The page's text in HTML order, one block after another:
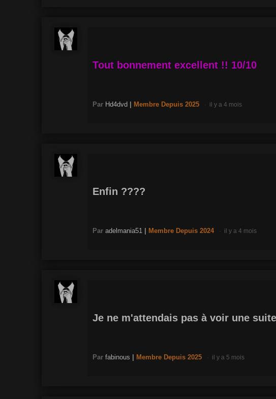
Tout bonnement excellent !! 10/10
Par Hd4dvd Membre Depuis 2025 il y a 4 mois
Enfin ????
Par adelmania51 Membre Depuis 2024 il y a 4 mois
Je ne m'attendais pas à voir une
Par fabinous Membre Depuis 2025 il y a 5 mois